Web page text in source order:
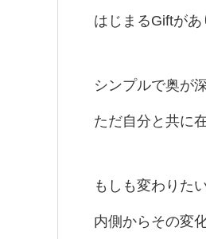
はじまるGiftがあ
シンプルで奥が
ただ自分と共に
もしも変わりた
内側からその変化